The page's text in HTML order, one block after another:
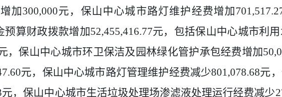
加300,000元，保山中心城市路灯维护经费增加
预算财政拨款增加52,455,416.77元，包括保山中心城市利
，保山中心城市环卫保洁及园林绿化管护承包经费增加
元，保山中心城市路灯管理维护经费减少801,078.68元
元，保山中心城市生活垃圾处理场渗滤液处理运行经费减少